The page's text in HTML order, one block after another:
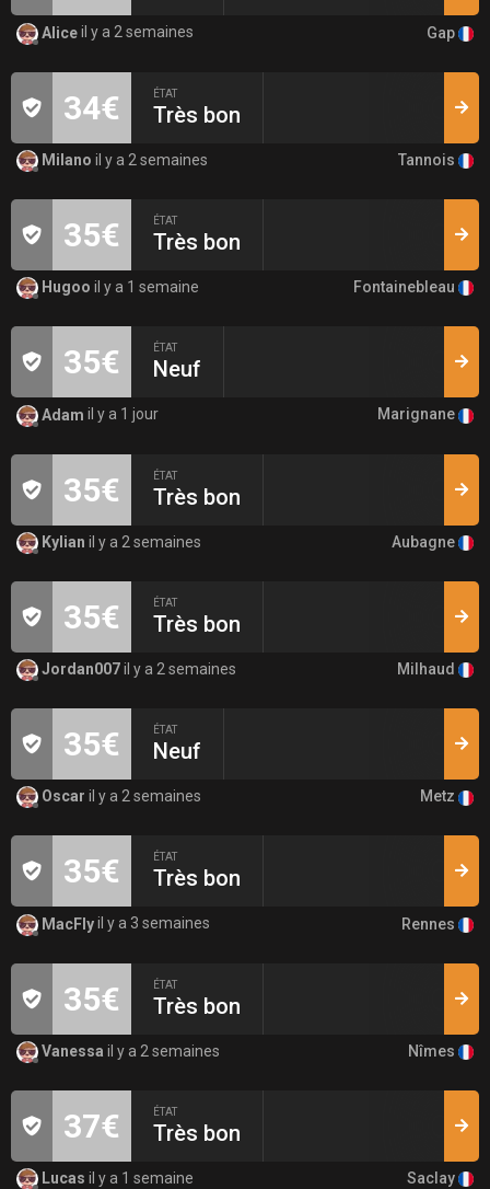
Aliceil y a 2 semaines Gap
34€ ÉTAT
Très bon
Milano il y a 2 semaines Tannois
35€ ÉTAT
Très bon
Hugoo il y a 1 semaine Fontainebleau
35€ ÉTAT
Neuf
Adam il y a 1 jour Marignane
35€ ÉTAT
Très bon
Kylian il y a 2 semaines Aubagne
35€ ÉTAT
Très bon
Jordan007il y a 2 semaines Milhaud
35€ ÉTAT
Neuf
Oscar il y a 2 semaines Metz
35€ ÉTAT
Très bon
MacFlyil y a 3 semaines Rennes
35€ ÉTAT
Très bon
Vanessa il y a 2 semaines Nîmes
37€ ÉTAT
Très bon
Lucas il y a 1 semaine Saclay